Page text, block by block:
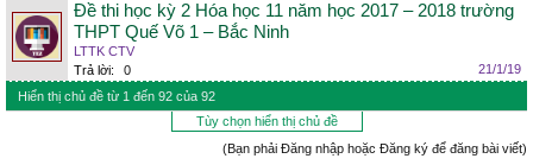
Đề thi học kỳ 2 Hóa học 11 năm học 2017 – 2018 trường
THPT Quế Võ 1 – Bắc Ninh
LTTK CTV
Trả lời:
0
21/1/19
Hiển thị chủ đề từ 1 đến 92 của 92
Tùy chọn hiển thị chủ đề
(Bạn phải Đăng nhập hoặc Đăng ký để đăng bài viết)